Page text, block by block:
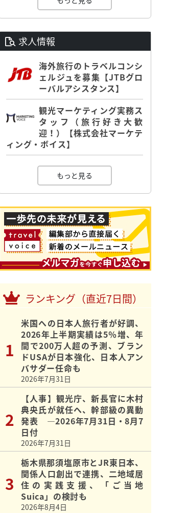
求人情報
海外旅行のトラベルコンシ
ェルジュを募集【JTBグロ
ーバルアシスタンス】
観光マーケティング実務ス
タッフ（旅行好き大歓
迎！）【株式会社マーケテ
ィング・ボイス】
もっと見る
ランキング（直近7日間）
米国への日本人旅行者が好調、
2026年上半期実績は5％増、年
間で200万人超の予測、ブラン
ドUSAが日本強化、日本人アン
バサダー任命も
2026年7月31日
【人事】観光庁、新長官に木村
典央氏が就任へ、幹部級の異動
発表 ―2026年7月31日・8月7
日付
2026年7月31日
栃木県那須塩原市とJR東日本、
関係人口創出で連携、二地域居
住の実践支援、「ご当地
Suica」の検討も
2026年8月4日